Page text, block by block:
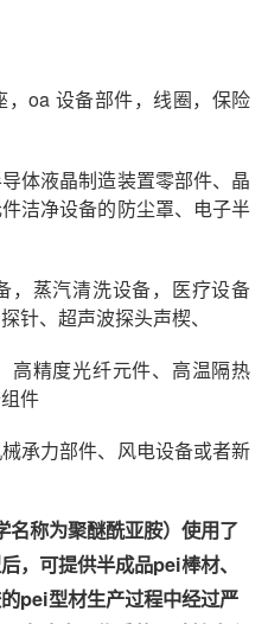
oa 设备部件，线圈，保险
体液晶制造装置零部件、晶
洁净设备的防尘罩、电子半
，蒸汽清洗设备，医疗设备
针、超声波探头声楔、
高精度光纤元件、高温隔热
件
承力部件、风电设备或者新
称为聚醚酰亚胺）使用了
，可提供半成品pei棒材、
pei型材生产过程中经过严